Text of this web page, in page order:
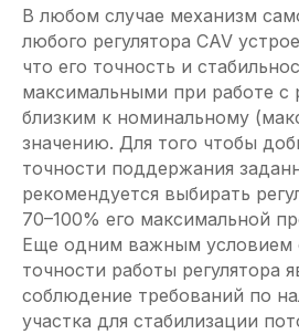
В любом случае механизм
любого регулятора CAV
что его точность и
максимальными при работе с
близким к номинальному
значению. Для того чтобы
точности поддержания
рекомендуется выбирать
70–100% его максимальной
Еще одним важным условием
точности работы регулятора
соблюдение требований по
участка для стабилизации